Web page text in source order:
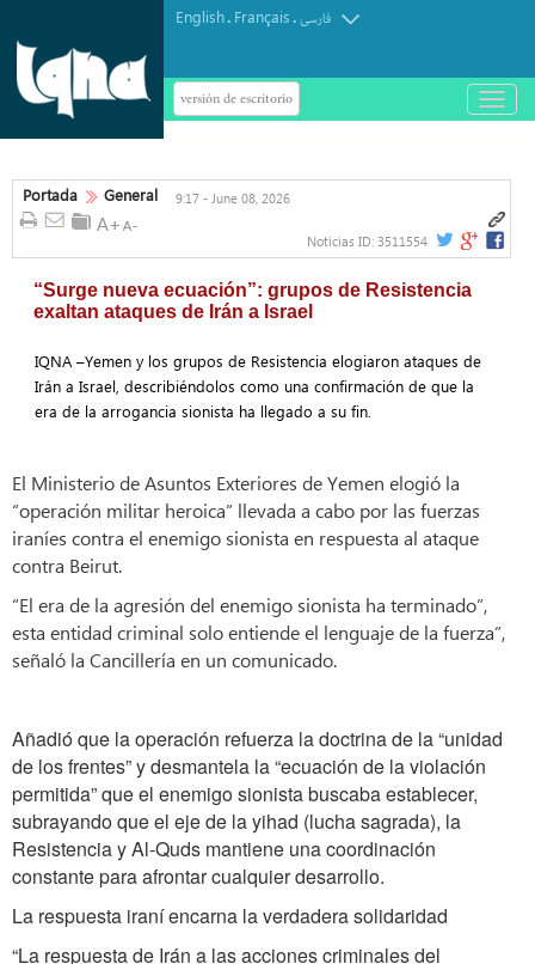
English. Français.فارسی
versión de escritorio
باز
و
Portada General 9:17 - June 08, 2026
Noticias ID: 3511554
“Surge nueva ecuación”: grupos de Resistencia
exaltan ataques de Irán a Israel
IQNA –Yemen y los grupos de Resistencia elogiaron ataques de
Irán a Israel, describiéndolos como una confirmación de que la
era de la arrogancia sionista ha llegado a su fin.
El Ministerio de Asuntos Exteriores de Yemen elogió la
“operación militar heroica” llevada a cabo por las fuerzas
iraníes contra el enemigo sionista en respuesta al ataque
contra Beirut.
“El era de la agresión del enemigo sionista ha terminado”,
esta entidad criminal solo entiende el lenguaje de la fuerza”,
señaló la Cancillería en un comunicado.
Añadió que la operación refuerza la doctrina de la “unidad
de los frentes” y desmantela la “ecuación de la violación
permitida” que el enemigo sionista buscaba establecer,
subrayando que el eje de la yihad (lucha sagrada), la
Resistencia y Al-Quds mantiene una coordinación
constante para afrontar cualquier desarrollo.
La respuesta iraní encarna la verdadera solidaridad
“La respuesta de Irán a las acciones criminales del